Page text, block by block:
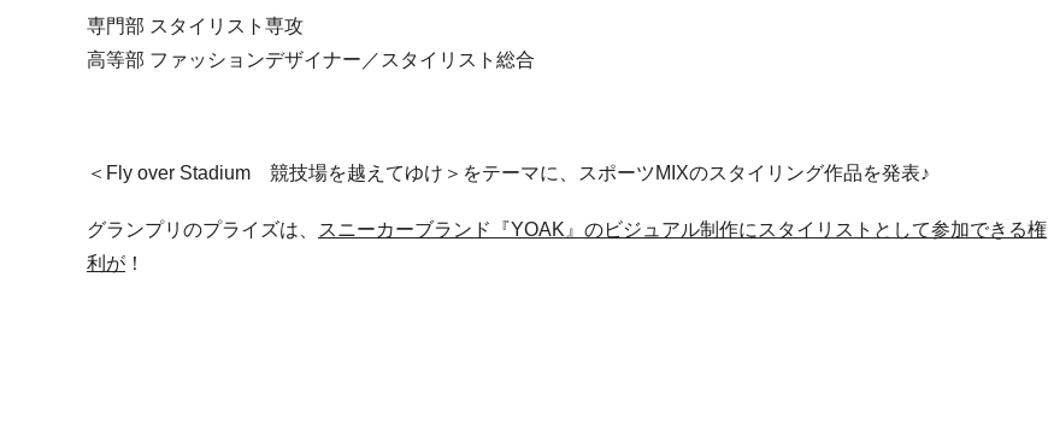
専門部 スタイリスト専攻
高等部 ファッションデザイナー／スタイリスト総合
＜Fly over Stadium 競技場を越えてゆけ＞をテーマに、スポーツMIXのスタイリング作品を発表♪
グランプリのプライズは、
スニーカーブランド『YOAK』のビジュアル制作にスタイリストとして参加できる権
利が ！